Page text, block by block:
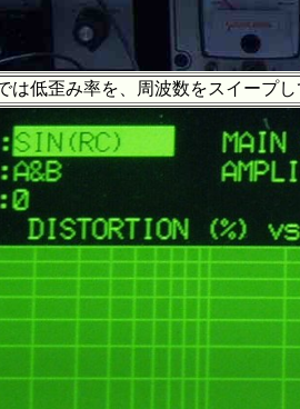
は低歪み率を、周波数をスイープ